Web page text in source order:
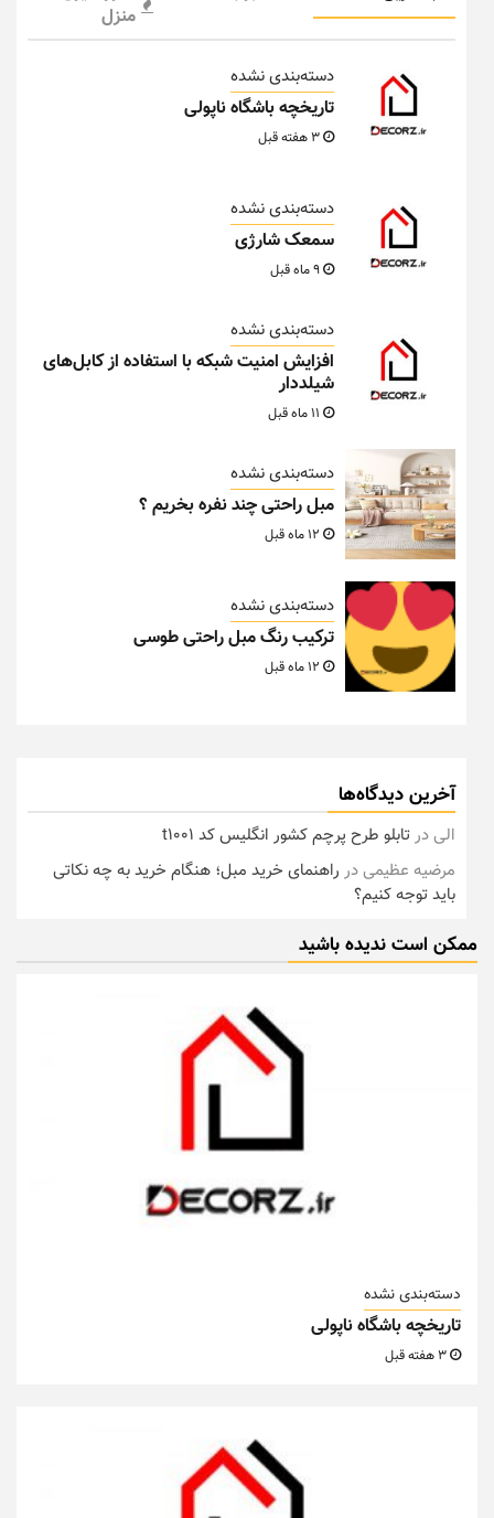
منزل
دسته‌بندی نشده
تاریخچه باشگاه ناپولی
دسته‌بندی نشده
سمعک شارژی
دسته‌بندی نشده
افزایش امنیت شبکه با استفاده از کابل‌های
شیلددار
دسته‌بندی نشده
مبل راحتی چند نفره بخریم ؟
دسته‌بندی نشده
ترکیب رنگ مبل راحتی طوسی
آخرین دیدگاه‌ها
الیدرتابلو طرح پرچم کشور انگلیس کد t1001
مرضیه عظیمیدر راهنمای خرید مبل؛ هنگام خرید به چه نکاتی
باید توجه کنیم؟
ممکن است ندیده باشید
دسته‌بندی نشده
تاریخچه باشگاه ناپولی